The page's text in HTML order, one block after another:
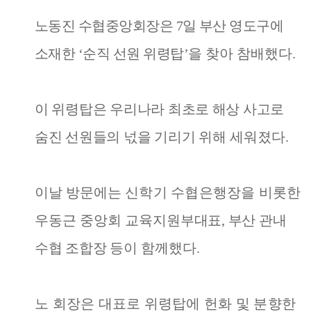
노동진 수협중앙회장은 7일 부산 영도구에
소재한 ‘순직 선원 위령탑’을 찾아 참배했다.
이 위령탑은 우리나라 최초로 해상 사고로
숨진 선원들의 넋을 기리기
위해 세워졌다.
이날 방문에는 신학기 수협은행장을 비롯한
우동근 중앙회 교육지원 부대표, 부산 관내
수협 조합장 등이
함께했다.
노 회장은 대표로 위령탑에 헌화 및 분향한